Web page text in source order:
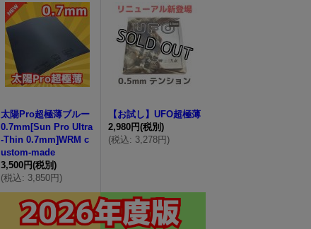
太陽Pro超極薄ブルー
0.7mm[Sun Pro Ultra
-Thin 0.7mm]WRM c
ustom-made
3,500円(税別)
(税込: 3,850円)
【お試し】UFO超極薄
2,980円(税別)
(税込: 3,278円)